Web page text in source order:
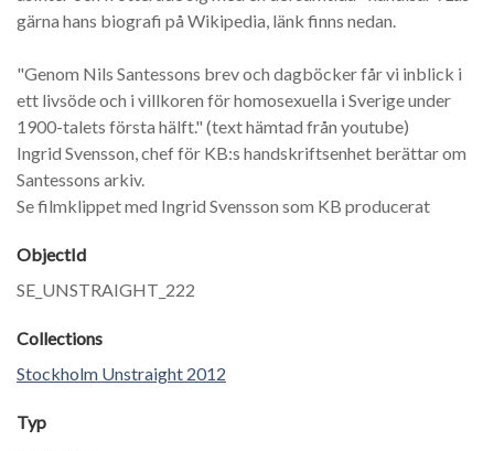
gärna hans biografi på Wikipedia, länk finns nedan.
"Genom Nils Santessons brev och dagböcker får vi inblick i
ett livsöde och i villkoren för homosexuella i Sverige under
1900-talets första hälft." (text hämtad från youtube)
Ingrid Svensson, chef för KB:s handskriftsenhet berättar om
Santessons arkiv.
Se filmklippet med Ingrid Svensson som KB producerat
ObjectId
SE_UNSTRAIGHT_222
Collections
Stockholm Unstraight 2012
Typ